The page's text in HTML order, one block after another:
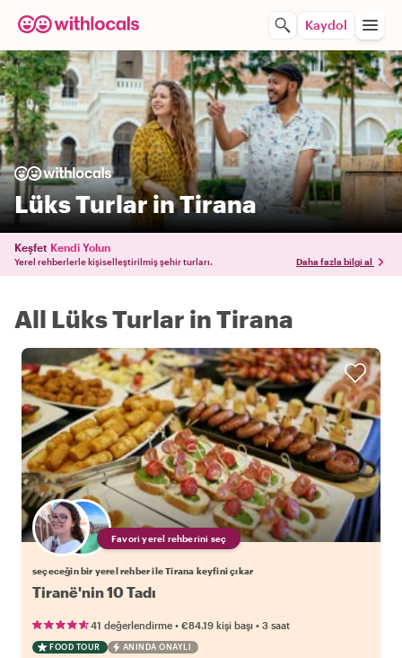
Kaydol
Lüks Turlar in Tirana
Keşfet Kendi Yolun
Yerel rehberlerle kişiselleştirilmiş şehir turları. Daha fazla bilgi al
All Lüks Turlar in Tirana
Favori yerel rehberini seç
seçeceğin bir yerel rehber ile Tirana keyfini çıkar
Tiranë'nin 10 Tadı
41 değerlendirme • €84.19 kişi başı • 3 saat
FOOD TOUR ANINDA ONAYLI